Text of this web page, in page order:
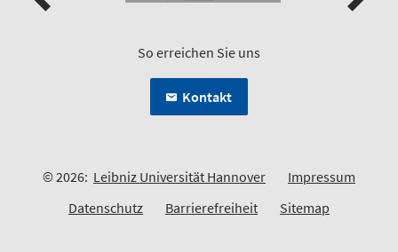
So erreichen Sie uns
Kontakt
© 2026: Leibniz Universität Hannover
Impressum
Datenschutz
Barrierefreiheit Sitemap